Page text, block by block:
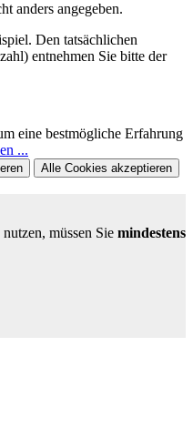
anders angegeben.
Den tatsächlichen
entnehmen Sie bitte der
eine bestmögliche Erfahrung
...
Alle Cookies akzeptieren
müssen Sie mindestens